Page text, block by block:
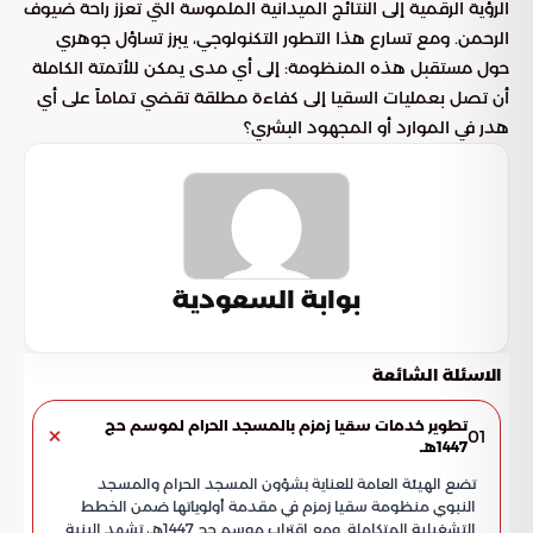
الرؤية الرقمية إلى النتائج الميدانية الملموسة التي تعزز راحة ضيوف
الرحمن. ومع تسارع هذا التطور التكنولوجي، يبرز تساؤل جوهري
حول مستقبل هذه المنظومة: إلى أي مدى يمكن للأتمتة الكاملة
أن تصل بعمليات السقيا إلى كفاءة مطلقة تقضي تماماً على أي
هدر في الموارد أو المجهود البشري؟
بوابة السعودية
الاسئلة الشائعة
01تطوير خدمات سقيا زمزم بالمسجد الحرام لموسم حج
1447هـ
تضع الهيئة العامة للعناية بشؤون المسجد الحرام والمسجد
النبوي منظومة سقيا زمزم في مقدمة أولوياتها ضمن الخطط
التشغيلية المتكاملة. ومع اقتراب موسم حج 1447هـ، تشهد البنية